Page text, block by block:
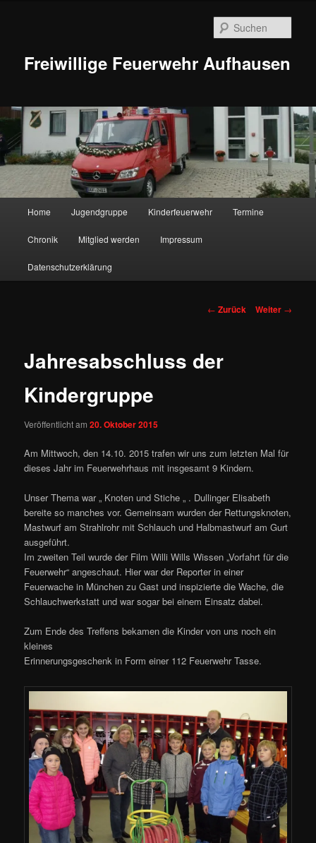
Freiwillige Feuerwehr Aufhausen
Home Jugendgruppe Kinderfeuerwehr Termine
Chronik Mitglied werden Impressum
Datenschutzerklärung
Beitragsnavigation
← Zurück Weiter →
Jahresabschluss der
Kindergruppe
Veröffentlicht am20. Oktober 2015
Am Mittwoch, den 14.10. 2015 trafen wir uns zum letzten Mal für
dieses Jahr im Feuerwehrhaus mit insgesamt 9 Kindern.
Unser Thema war „ Knoten und Stiche „ . Dullinger Elisabeth
bereite so manches vor. Gemeinsam wurden der Rettungsknoten,
Mastwurf am Strahlrohr mit Schlauch und Halbmastwurf am Gurt
ausgeführt.
Im zweiten Teil wurde der Film Willi Wills Wissen „Vorfahrt für die
Feuerwehr“ angeschaut. Hier war der Reporter in einer
Feuerwache in München zu Gast und inspizierte die Wache, die
Schlauchwerkstatt und war sogar bei einem Einsatz dabei.
Zum Ende des Treffens bekamen die Kinder von uns noch ein
kleines
Erinnerungsgeschenk in Form einer 112 Feuerwehr Tasse.